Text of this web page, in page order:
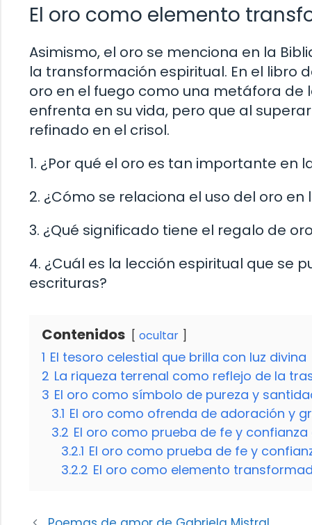
El oro como elemento
Asimismo, el oro se menciona en la
la transformación espiritual. En el libro
oro en el fuego como una metáfora de
enfrenta en su vida, pero que al
refinado en el crisol.
1. ¿Por qué el oro es tan importante en
2. ¿Cómo se relaciona el uso del oro
3. ¿Qué significado tiene el regalo de
4. ¿Cuál es la lección espiritual que se
escrituras?
Contenidos ocultar
1 El tesoro celestial que brilla con luz divina
2 La riqueza terrenal como reflejo de la
3 El oro como símbolo de pureza y
3.1 El oro como ofrenda de adoración y
3.2 El oro como prueba de fe y confianza
3.2.1 El oro como prueba de fe y
3.2.2 El oro como elemento